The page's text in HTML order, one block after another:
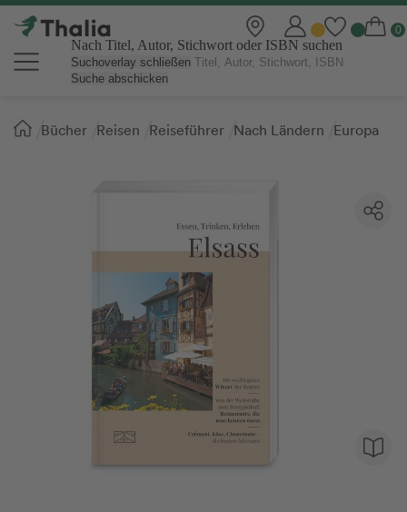
Nach Titel, Autor, Stichwort oder ISBN suchen
Suchoverlay schließen
Suche abschicken
Sie
sind
Bücher Reisen Reiseführer Nach Ländern Europa